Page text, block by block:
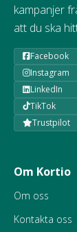
kampanjer
att du ska
Facebook
Instagram
LinkedIn
TikTok
Trustpilot
Om Kortio
Om oss
Kontakta oss